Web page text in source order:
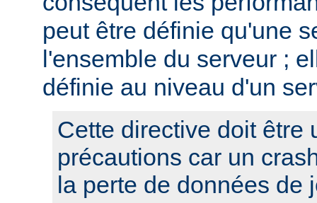
peut être définie qu'une
l'ensemble du serveur ;
définie au niveau d'un
Cette directive doit être
précautions car un
la perte de données de